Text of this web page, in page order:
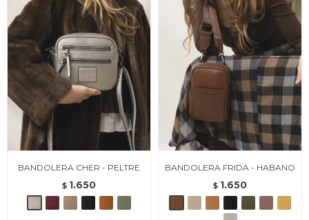
BANDOLERA CHER - PELTRE
$ 1.650
BANDOLERA FRIDA - HABANO
$ 1.650